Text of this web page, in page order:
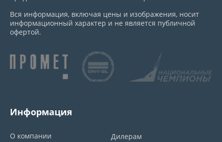
Вся информация, включая цены и изображения, носит
информационный характер и не является публичной
офертой.
Информация
О компании
Дилерам